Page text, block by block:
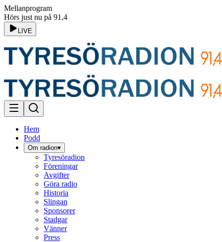
Mellanprogram
Hörs just nu på 91,4
LIVE
Hem
Podd
Om radion▾
Tyresöradion
Föreningar
Avgifter
Göra radio
Historia
Slingan
Sponsorer
Stadgar
Vänner
Press